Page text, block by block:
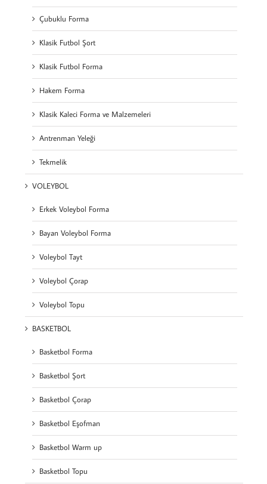
Çubuklu Forma
Klasik Futbol Şort
Klasik Futbol Forma
Hakem Forma
Klasik Kaleci Forma ve Malzemeleri
Antrenman Yeleği
Tekmelik
VOLEYBOL
Erkek Voleybol Forma
Bayan Voleybol Forma
Voleybol Tayt
Voleybol Çorap
Voleybol Topu
BASKETBOL
Basketbol Forma
Basketbol Şort
Basketbol Çorap
Basketbol Eşofman
Basketbol Warm up
Basketbol Topu